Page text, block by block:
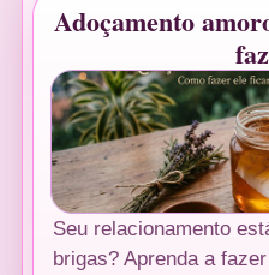
Adoçamento
Seu relacionamento
brigas? Aprenda a